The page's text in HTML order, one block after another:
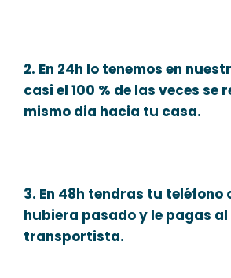
2. En 24h lo tenemos en
casi el 100 % de las veces se
mismo dia hacia tu casa.
3. En 48h tendras tu teléfono
hubiera pasado y le pagas al
transportista.